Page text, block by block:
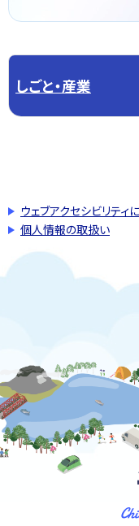
しごと・産業
ウェブアクセシビリティ
個人情報の取扱い